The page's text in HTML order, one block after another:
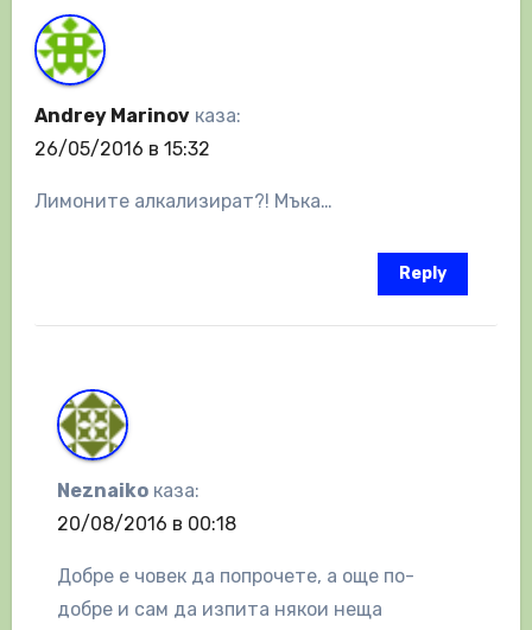
Andrey Marinov каза:
26/05/2016 в 15:32
Лимоните алкализират?! Мъка…
Reply
Neznaiko каза:
20/08/2016 в 00:18
Добре е човек да попрочете, а още по-
добре и сам да изпита някои неща